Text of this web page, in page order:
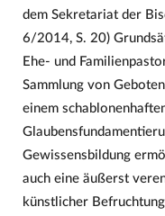
dem Sekretariat der
6/2014, S. 20)
Ehe- und
Sammlung von
einem
Gewissensbildung
auch eine äußerst
künstlicher